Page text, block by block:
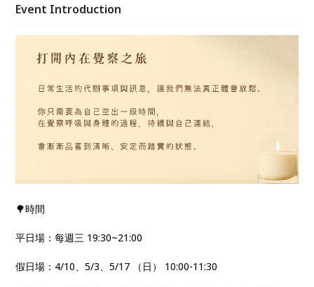
Event Introduction
🌳時間
平日場：每週三 19:30~21:00
假日場：4/10、5/3、5/17 （日） 10:00-11:30